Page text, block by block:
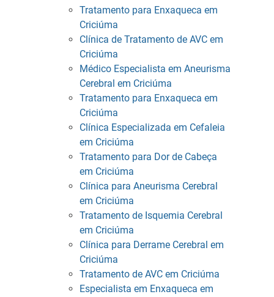
Tratamento para Enxaqueca em
Criciúma
Clínica de Tratamento de AVC em
Criciúma
Médico Especialista em Aneurisma
Cerebral em Criciúma
Tratamento para Enxaqueca em
Criciúma
Clínica Especializada em Cefaleia
em Criciúma
Tratamento para Dor de Cabeça
em Criciúma
Clínica para Aneurisma Cerebral
em Criciúma
Tratamento de Isquemia Cerebral
em Criciúma
Clínica para Derrame Cerebral em
Criciúma
Tratamento de AVC em Criciúma
Especialista em Enxaqueca em